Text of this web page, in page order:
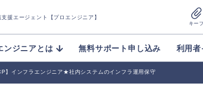
支援エージェント【プロエンジニア】
キー
ンジニアとは 無料サポート申し込み 利用
】インフラエンジニア★社内システムのインフラ運用保守